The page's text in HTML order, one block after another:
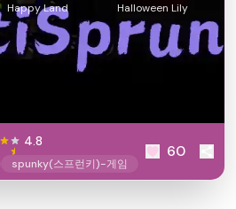
Happy Land Halloween Lily
4.8
spunky(스프런키)-게임
60